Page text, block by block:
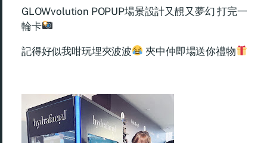
GLOWvolution POPUP場景設計又靚又夢幻 打完一
輪卡
記得好似我咁玩埋夾波波 夾中仲即場送你禮物